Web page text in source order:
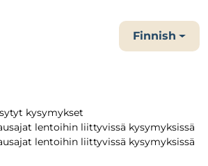
Finnish
kysymykset
lentoihin liittyvissä kysymyksissä
lentoihin liittyvissä kysymyksissä